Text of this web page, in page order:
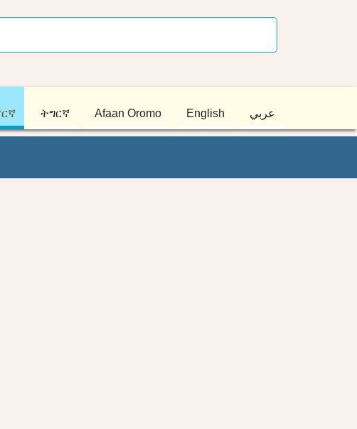
ትግርኛ Afaan Oromo English عربي